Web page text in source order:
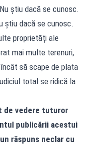
Nu știu dacă se cunosc.
știu dacă se cunosc.
proprietăți ale
mai multe terenuri,
să scape de plata
total se ridică la
de vedere tuturor
publicării acestui
răspuns neclar cu